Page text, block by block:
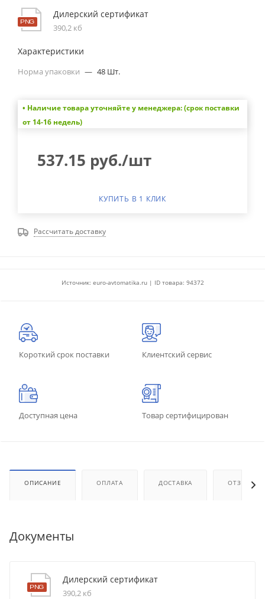
Дилерский сертификат
390,2 кб
Характеристики
Норма упаковки — 48 Шт.
• Наличие товара уточняйте у менеджера: (срок поставки
от 14-16 недель)
537.15 руб./шт
КУПИТЬ В 1 КЛИК
Рассчитать доставку
Источник: euro-avtomatika.ru | ID товара: 94372
Короткий срок поставки Клиентский сервис
Доступная цена Товар сертифицирован
ОПИСАНИЕ ОПЛАТА ДОСТАВКА ОТЗЫВЫ
Документы
Дилерский сертификат
390,2 кб